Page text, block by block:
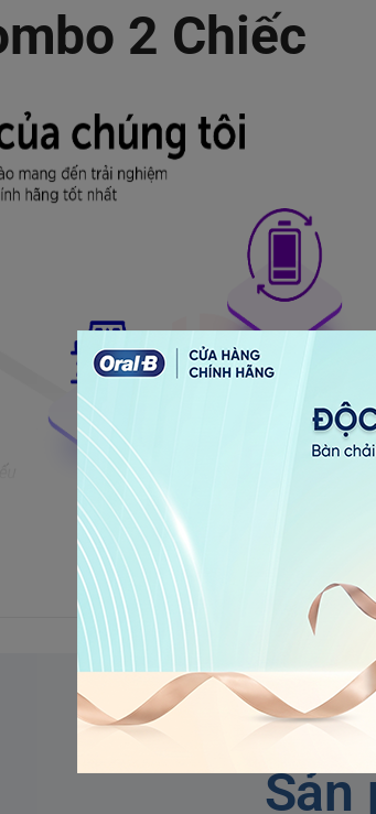
2 Chiếc
Xem thêm
Sản